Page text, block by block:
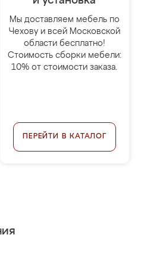
Мы доставляем мебель по
Чехову и всей Московской
области бесплатно!
Стоимость сборки мебели:
10% от стоимости заказа.
ПЕРЕЙТИ В КАТАЛОГ